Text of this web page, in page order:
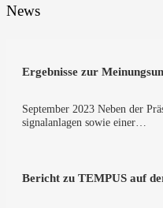
News
Ergeb­nis­se zur
Sep­tem­ber 2023 Neben der
si­gnal­an­la­gen sowie einer…
Bericht zu TEMPUS auf